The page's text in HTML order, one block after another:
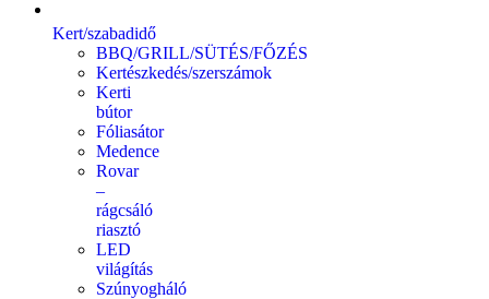
Kert/szabadidő
BBQ/GRILL/SÜTÉS/FŐZÉS
Kertészkedés/szerszámok
Kerti
bútor
Fóliasátor
Medence
Rovar
–
rágcsáló
riasztó
LED
világítás
Szúnyogháló